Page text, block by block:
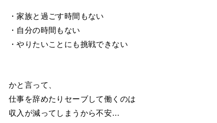
・家族と過ごす時間もない
・自分の時間もない
・やりたいことにも挑戦できない
かと言って、
仕事を辞めたりセーブして働くのは
収入が減ってしまうから不安…